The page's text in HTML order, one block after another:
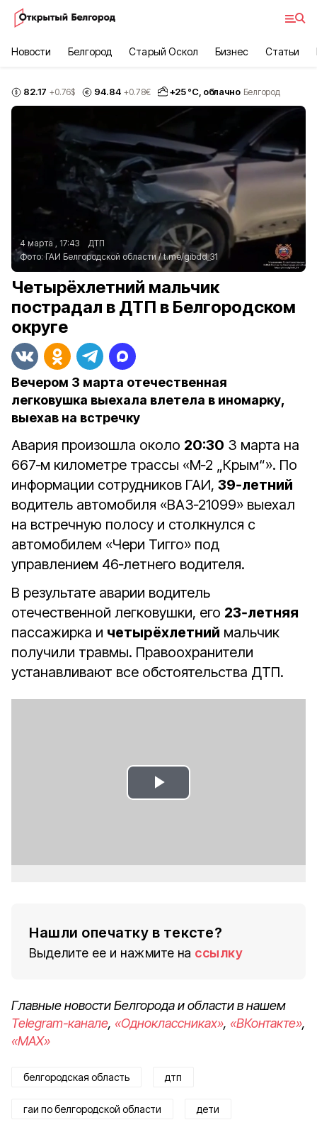
Новости Белгород Старый Оскол Бизнес Статьи
82.17 +0.76$ 94.84 +0.78€ +25°С, облачно Белгород
4 марта , 17:43
ДТП
Фото:ГАИ Белгородской области/ t.me/gibdd_31
Четырёхлетний мальчик
пострадал в ДТП в Белгородском
округе
Вечером 3 марта отечественная
легковушка выехала влетела в иномарку,
выехав на встречку
Авария произошла около 20:30 3 марта на
667‑м километре трассы «М‑2 „Крым“». По
информации сотрудников ГАИ, 39‑летний
водитель автомобиля «ВАЗ‑21099» выехал
на встречную полосу и столкнулся с
автомобилем «Чери Тигго» под
управлением 46‑летнего водителя.
В результате аварии водитель
отечественной легковушки, его 23‑летняя
пассажирка и четырёхлетний мальчик
получили травмы. Правоохранители
устанавливают все обстоятельства ДТП.
Play
Нашли опечатку в тексте?
Выделите ее и нажмите на ссылку
Главные новости Белгорода и области в нашем
Telegram-канале, «Одноклассниках», «ВКонтакте»,
«MAX»
белгородская область дтп
гаи по белгородской области дети